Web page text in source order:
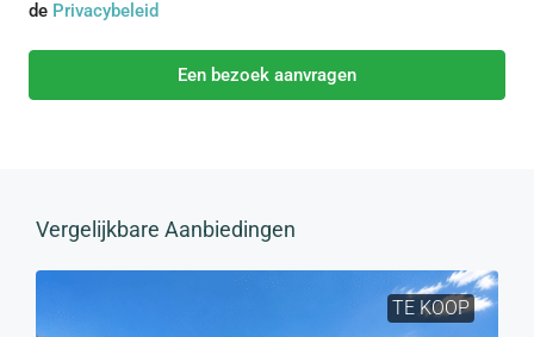
de Privacybeleid
Een bezoek aanvragen
Vergelijkbare Aanbiedingen
TE KOOP